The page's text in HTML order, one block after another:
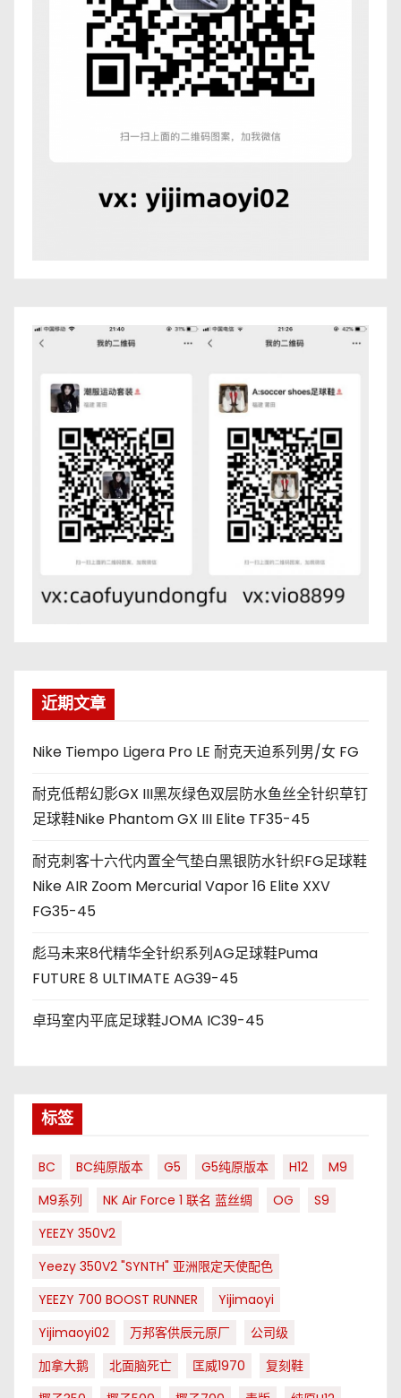
近期文章
Nike Tiempo Ligera Pro LE 耐克天迫系列男/女 FG
耐克低帮幻影GX III黑灰绿色双层防水鱼丝全针织草钉
足球鞋Nike Phantom GX III Elite TF35-45
耐克刺客十六代内置全气垫白黑银防水针织FG足球鞋
Nike AIR Zoom Mercurial Vapor 16 Elite XXV
FG35-45
彪马未来8代精华全针织系列AG足球鞋Puma
FUTURE 8 ULTIMATE AG39-45
卓玛室内平底足球鞋JOMA IC39-45
标签
BC BC纯原版本 G5 G5纯原版本 H12
M9
M9系列
NK Air Force 1 联名 蓝丝绸 OG
S9
YEEZY 350V2
Yeezy 350V2 "SYNTH" 亚洲限定天使配色
YEEZY 700 BOOST RUNNER
Yijimaoyi
Yijimaoyi02
万邦客供辰元原厂
公司级
加拿大鹅
北面脑死亡 匡威1970
复刻鞋